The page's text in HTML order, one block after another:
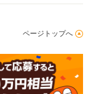
ページトップへ